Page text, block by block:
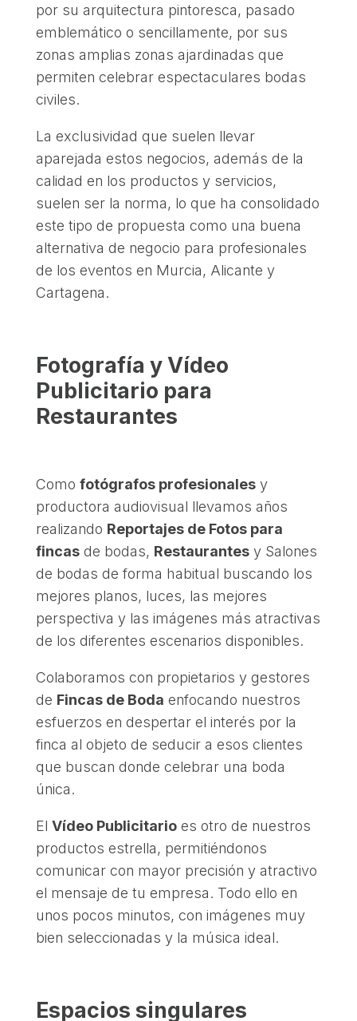
por su arquitectura pintoresca, pasado
emblemático o sencillamente, por sus
zonas amplias zonas ajardinadas que
permiten celebrar espectaculares bodas
civiles.
La exclusividad que suelen llevar
aparejada estos negocios, además de la
calidad en los productos y servicios,
suelen ser la norma, lo que ha consolidado
este tipo de propuesta como una buena
alternativa de negocio para profesionales
de los eventos en Murcia, Alicante y
Cartagena.
Fotografía y Vídeo
Publicitario para
Restaurantes
Como fotógrafos profesionalesy
productora audiovisual llevamos años
realizando Reportajes de Fotos para
fincasde bodas, Restaurantesy Salones
de bodas de forma habitual buscando los
mejores planos, luces, las mejores
perspectiva y las imágenes más atractivas
de los diferentes escenarios disponibles.
Colaboramos con propietarios y gestores
de Fincas de Boda enfocando nuestros
esfuerzos en despertar el interés por la
finca al objeto de seducir a esos clientes
que buscan donde celebrar una boda
única.
El Vídeo Publicitarioes otro de nuestros
productos estrella, permitiéndonos
comunicar con mayor precisión y atractivo
el mensaje de tu empresa. Todo ello en
unos pocos minutos, con imágenes muy
bien seleccionadas y la música ideal.
Espacios singulares